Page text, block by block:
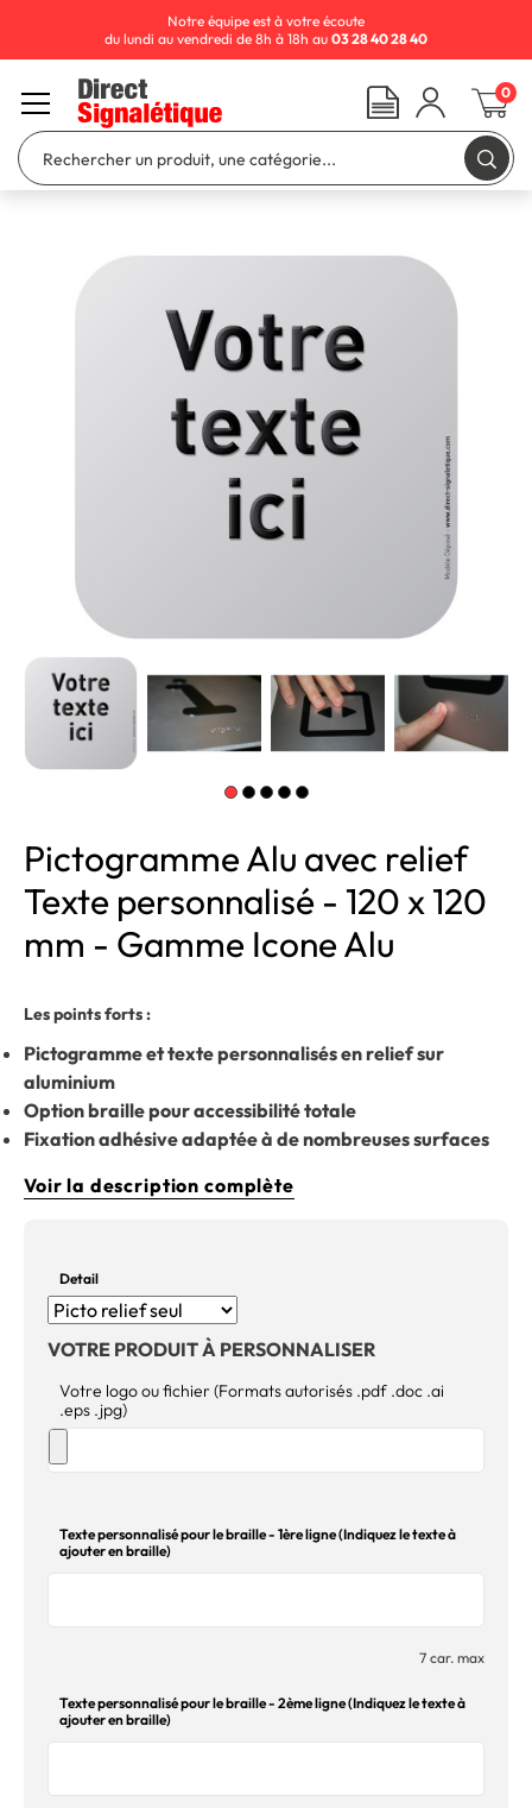
Pictogramme Alu avec relief
Texte personnalisé - 120 x 120
mm - Gamme Icone Alu
Les points forts :
Pictogramme et texte personnalisés en relief sur
aluminium
Option braille pour accessibilité totale
Fixation adhésive adaptée à de nombreuses surfaces
Voir la description complète
Detail
VOTRE PRODUIT À PERSONNALISER
Votre logo ou fichier (Formats autorisés .pdf .doc .ai
.eps .jpg)
Texte personnalisé pour le braille - 1ère ligne (Indiquez le texte à
ajouter en braille)
7 car. max
Texte personnalisé pour le braille - 2ème ligne (Indiquez le texte à
ajouter en braille)
Notre équipe est à votre écoute
du lundi au vendredi de 8h à 18h au 03 28 40 28 40
0